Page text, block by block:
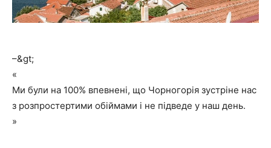
–&gt;
«
Ми були на 100% впевнені, що Чорногорія зустріне нас
з розпростертими обіймами і не підведе у наш день.
»